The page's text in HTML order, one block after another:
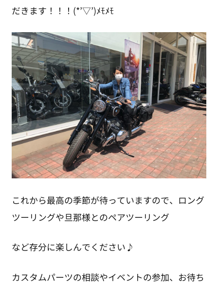
だきます！！！(*’▽’)ﾒﾓﾒﾓ
これから最高の季節が待っていますので、ロング
ツーリングや旦那様とのペアツーリング
など存分に楽しんでください♪
カスタムパーツの相談やイベントの参加、お待ち